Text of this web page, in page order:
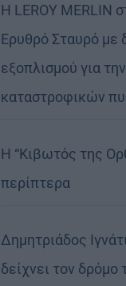
Η LEROY MERLIN
Ερυθρό Σταυρό με
εξοπλισμού για
καταστροφικών
Η “Κιβωτός της
περίπτερα
Δημητριάδος
δείχνει τον